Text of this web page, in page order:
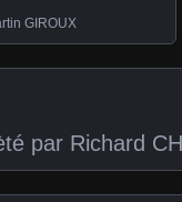
GIROUX
par Richard